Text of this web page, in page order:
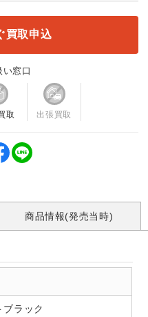
買取申込
い窓口
取 出張買取
商品情報(発売当時)
ラック